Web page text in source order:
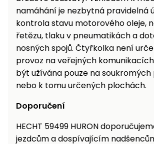
namáhání je nezbytná pravidelná
kontrola stavu motorového oleje,
řetězu, tlaku v pneumatikách a
nosných spojů. Čtyřkolka není
provoz na veřejných
být užívána pouze na
nebo k tomu určených plochách.
Doporučení
HECHT 59499 HURON
jezdcům a dospívajícím